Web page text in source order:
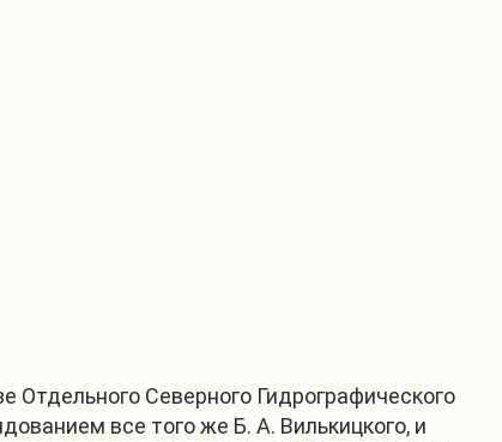
Отдельного Северного Гидрографического
все того же Б. А. Вилькицкого, и